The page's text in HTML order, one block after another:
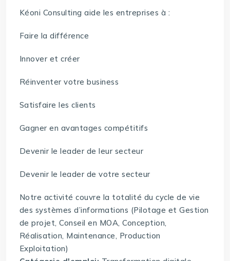
Kéoni Consulting aide les entreprises à :
Faire la différence
Innover et créer
Réinventer votre business
Satisfaire les clients
Gagner en avantages compétitifs
Devenir le leader de leur secteur
Devenir le leader de votre secteur
Notre activité couvre la totalité du cycle de vie
des systèmes d’informations (Pilotage et Gestion
de projet, Conseil en MOA, Conception,
Réalisation, Maintenance, Production
Exploitation)